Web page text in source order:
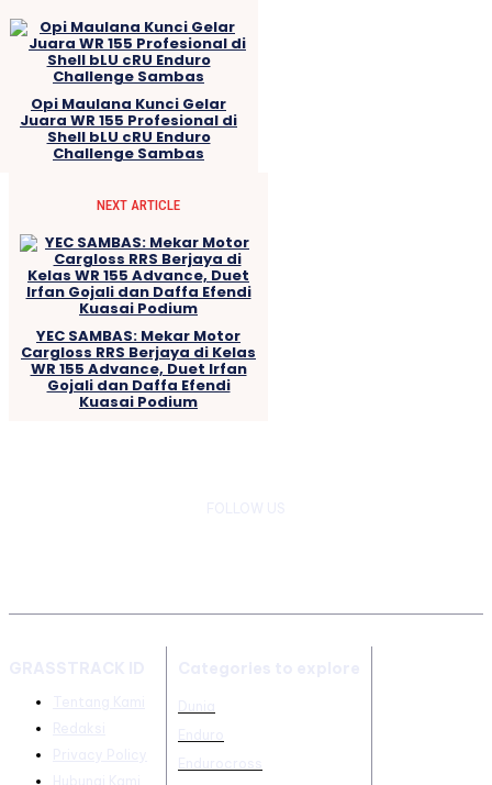
Opi Maulana Kunci Gelar
Juara WR 155 Profesional di
Shell bLU cRU Enduro
Challenge Sambas
NEXT ARTICLE
YEC SAMBAS: Mekar Motor
Cargloss RRS Berjaya di Kelas
WR 155 Advance, Duet Irfan
Gojali dan Daffa Efendi
Kuasai Podium